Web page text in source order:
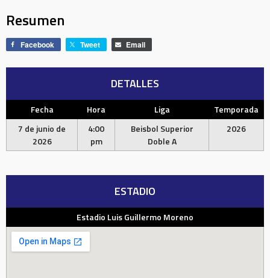
Resumen
Facebook Tweet Email
DETALLES
Fecha Hora Liga
Temporada
7 de junio de
2026
4:00
pm
Beisbol Superior
Doble A
2026
ESTADIO
Estadio Luis Guillermo Moreno